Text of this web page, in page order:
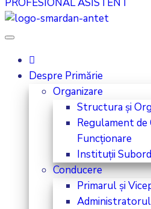
Despre Primărie
Organizare
Structura și
Regulament de
Funcționare
Instituții
Conducere
Primarul și